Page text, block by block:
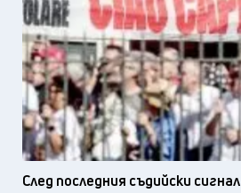
След последния съдийски сигнал